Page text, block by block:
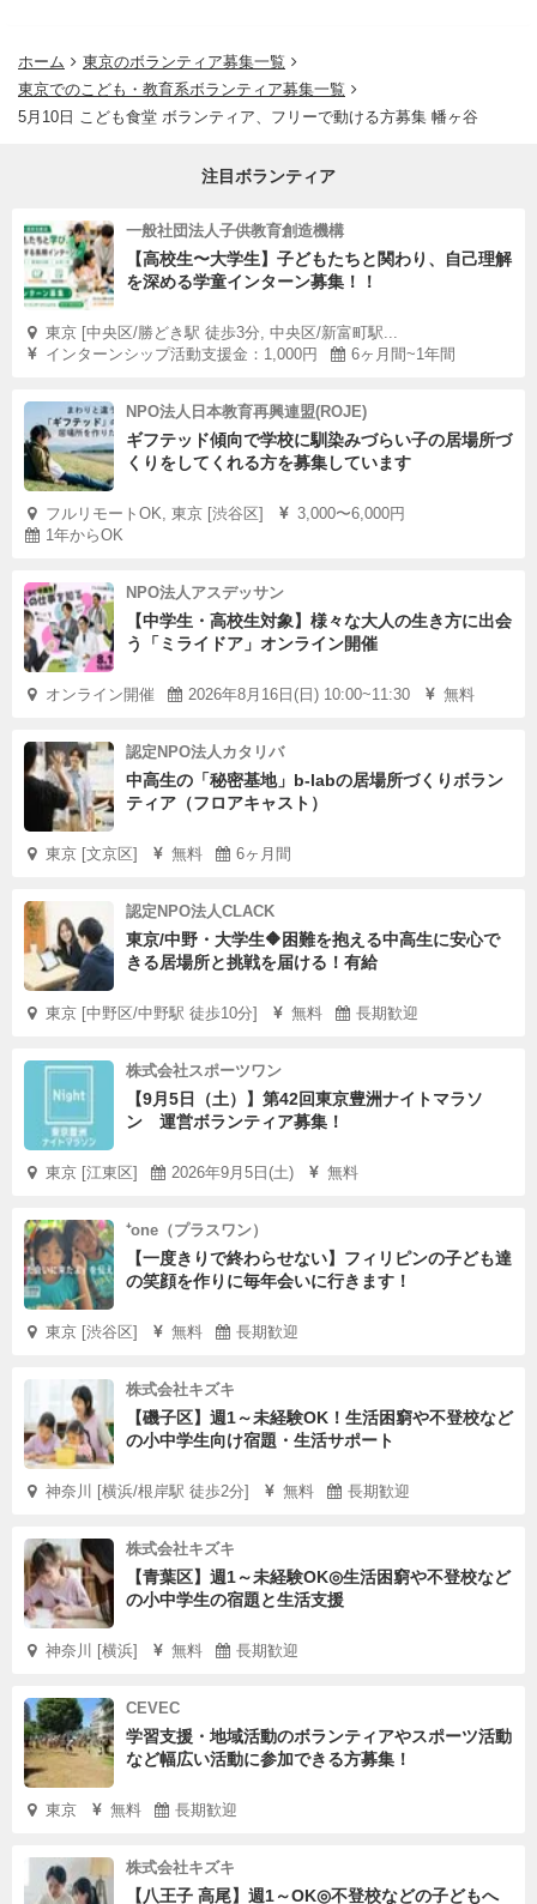
ホーム
東京のボランティア募集一覧
東京でのこども・教育系ボランティア募集一覧
5月10日 こども食堂 ボランティア、フリーで動ける方募集 幡ヶ谷
注目ボランティア
一般社団法人子供教育創造機構
【高校生〜大学生】子どもたちと関わり、自己理解
を深める学童インターン募集！！
東京 [中央区/勝どき駅 徒歩3分, 中央区/新富町駅...
インターンシップ活動支援金：1,000円
6ヶ月間~1年間
NPO法人日本教育再興連盟(ROJE)
ギフテッド傾向で学校に馴染みづらい子の居場所づ
くりをしてくれる方を募集しています
フルリモートOK, 東京 [渋谷区]
3,000〜6,000円
1年からOK
NPO法人アスデッサン
【中学生・高校生対象】様々な大人の生き方に出会
う「ミライドア」オンライン開催
オンライン開催 2026年8月16日(日) 10:00~11:30 無料
認定NPO法人カタリバ
中高生の「秘密基地」b-labの居場所づくりボラン
ティア（フロアキャスト）
東京 [文京区] 無料 6ヶ月間
認定NPO法人CLACK
東京/中野・大学生🔶困難を抱える中高生に安心で
きる居場所と挑戦を届ける！有給
東京 [中野区/中野駅 徒歩10分] 無料 長期歓迎
株式会社スポーツワン
【9月5日（土）】第42回東京豊洲ナイトマラソ
ン 運営ボランティア募集！
東京 [江東区] 2026年9月5日(土) 無料
⁺one（プラスワン）
【一度きりで終わらせない】フィリピンの子ども達
の笑顔を作りに毎年会いに行きます！
東京 [渋谷区] 無料 長期歓迎
株式会社キズキ
【磯子区】週1～未経験OK！生活困窮や不登校など
の小中学生向け宿題・生活サポート
神奈川 [横浜/根岸駅 徒歩2分] 無料 長期歓迎
株式会社キズキ
【青葉区】週1～未経験OK◎生活困窮や不登校など
の小中学生の宿題と生活支援
神奈川 [横浜] 無料 長期歓迎
CEVEC
学習支援・地域活動のボランティアやスポーツ活動
など幅広い活動に参加できる方募集！
東京 無料 長期歓迎
株式会社キズキ
【八王子 高尾】週1～OK◎不登校などの子どもへ